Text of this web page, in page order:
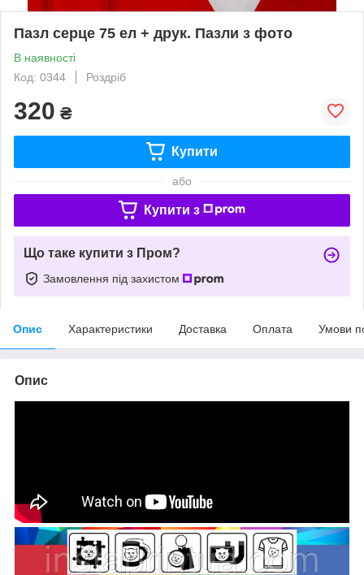
Пазл серце 75 ел + друк. Пазли з фото
В наявності
Код: 0344
Роздріб
320 ₴
Купити
або
Купити з
Що таке купити з Пром?
Замовлення під захистом
Опис Характеристики Доставка Оплата Умови
Опис